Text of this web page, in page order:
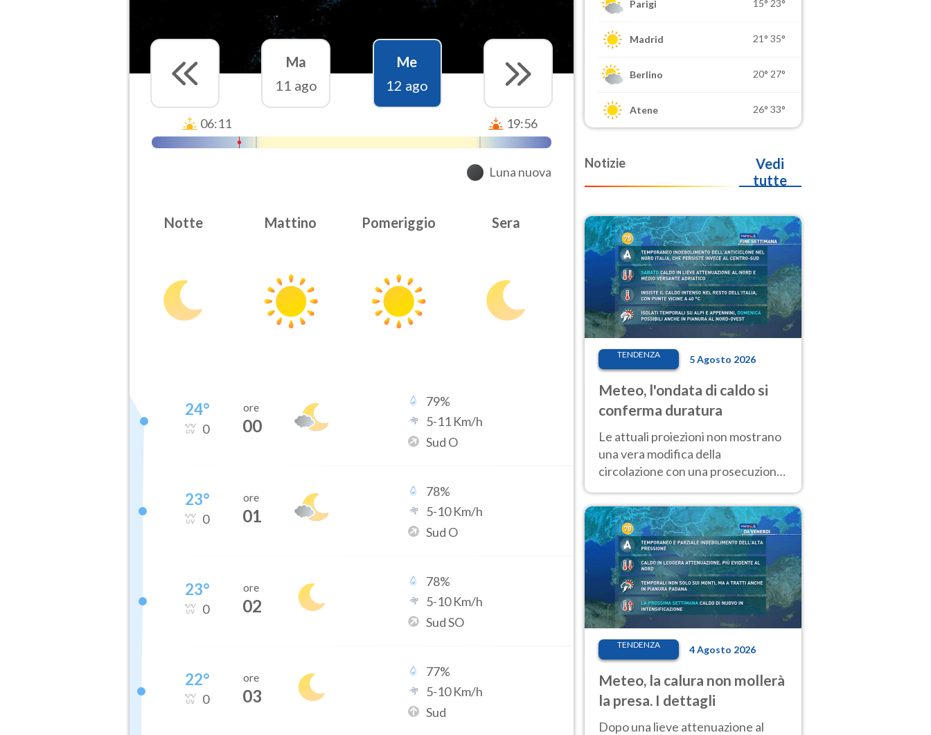
Ma
11 ago
Me
12 ago
06:11 19:56
Luna nuova
Notte Mattino Pomeriggio Sera
24°
0
ore
00
79%
5-11 Km/h
Sud O
23°
0
ore
01
78%
5-10Km/h
Sud O
23°
0
ore
02
78%
5-10Km/h
Sud SO
22°
0
ore
03
77%
5-10Km/h
Sud
Parigi 15° 23°
Madrid 21° 35°
Berlino 20° 27°
Atene 26° 33°
Notizie
Vedi
tutte
TENDENZA 5 Agosto 2026
Meteo, l'ondata di caldo si
conferma duratura
Le attuali proiezioni non mostrano
una vera modifica della
circolazione con una prosecuzione
giorni, compresa la settimana di
Ferragosto
TENDENZA 4 Agosto 2026
Meteo, la calura non mollerà
la presa. I dettagli
Dopo una lieve attenuazione al